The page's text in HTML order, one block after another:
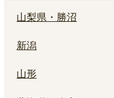
山梨県・勝沼
新潟
山形